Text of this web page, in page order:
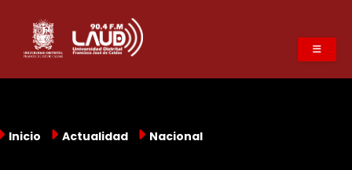
contenido
principal
Inicio Actualidad Nacional